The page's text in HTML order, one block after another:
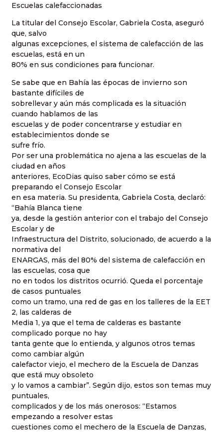
Escuelas calefaccionadas
La titular del Consejo Escolar, Gabriela Costa, aseguró
que, salvo
algunas excepciones, el sistema de calefacción de las
escuelas, está en un
80% en sus condiciones para funcionar.
Se sabe que en Bahía las épocas de invierno son
bastante difíciles de
sobrellevar y aún más complicada es la situación
cuando hablamos de las
escuelas y de poder concentrarse y estudiar en
establecimientos donde se
sufre frío.
Por ser una problemática no ajena a las escuelas de la
ciudad en años
anteriores, EcoDias quiso saber cómo se está
preparando el Consejo Escolar
en esa materia. Su presidenta, Gabriela Costa, declaró:
“Bahía Blanca tiene
ya, desde la gestión anterior con el trabajo del Consejo
Escolar y de
Infraestructura del Distrito, solucionado, de acuerdo a la
normativa del
ENARGAS, más del 80% del sistema de calefacción en
las escuelas, cosa que
no en todos los distritos ocurrió. Queda el porcentaje
de casos puntuales
como un tramo, una red de gas en los talleres de la EET
2, las calderas de
Media 1, ya que el tema de calderas es bastante
complicado porque no hay
tanta gente que lo entienda, y algunos otros temas
como cambiar algún
calefactor viejo, el mechero de la Escuela de Danzas
que está muy obsoleto
y lo vamos a cambiar”. Según dijo, estos son temas muy
puntuales,
complicados y de los más onerosos: “Estamos
empezando a resolver estas
cuestiones como el mechero de la Escuela de Danzas,